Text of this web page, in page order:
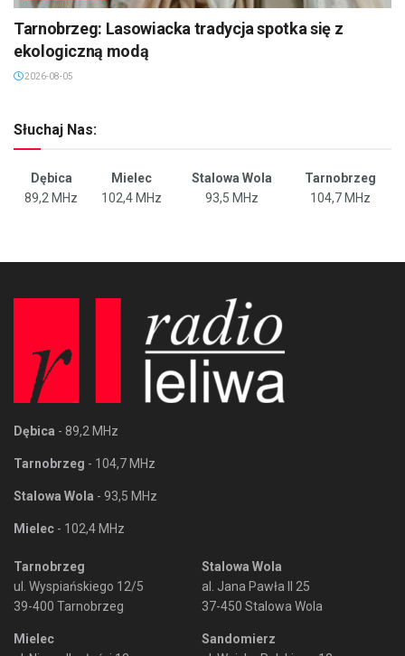
Tarnobrzeg: Lasowiacka tradycja spotka się z
ekologiczną modą
2026-08-05
Słuchaj Nas:
Dębica Mielec Stalowa Wola
Tarnobrzeg
89,2 MHz
102,4 MHz 93,5 MHz 104,7 MHz
Dębica - 89,2 MHz
Tarnobrzeg - 104,7 MHz
Stalowa Wola - 93,5 MHz
Mielec - 102,4 MHz
Tarnobrzeg
ul. Wyspiańskiego 12/5
39-400 Tarnobrzeg
Mielec
Stalowa Wola
al. Jana Pawła II 25
37-450 Stalowa Wola
Sandomierz